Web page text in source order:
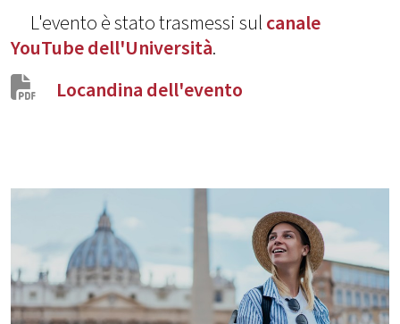
L'evento è stato trasmessi sulcanale
YouTube dell'Università.
Locandina dell'evento